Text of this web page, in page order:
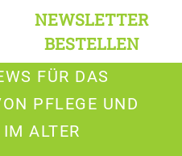
NEWSLETTER
BESTELLEN
FÜR DAS
PFLEGE UND
ALTER